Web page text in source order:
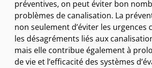
préventives, on peut éviter bon
problèmes de canalisation. La
non seulement d’éviter les urgences
les désagréments liés aux
mais elle contribue également à
de vie et l’efficacité des systèmes